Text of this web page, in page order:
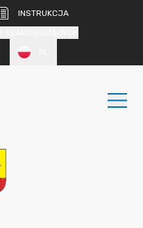
INSTRUKCJA